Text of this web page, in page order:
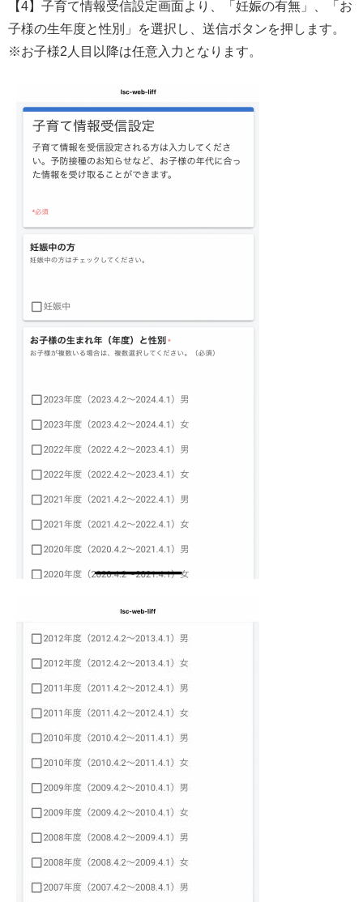
【4】子育て情報受信設定画面より、「妊娠の有無」、「お
子様の生年度と性別」を選択し、送信ボタンを押します。
※お子様2人目以降は任意入力となります。